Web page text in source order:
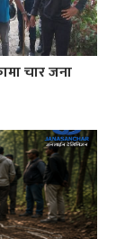
चार जना